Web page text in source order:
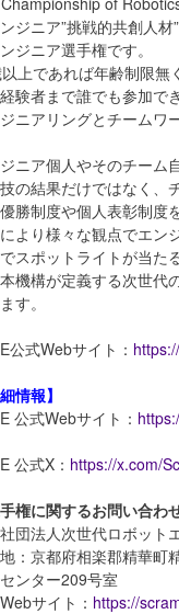
ジニア”挑戦的共創人
ジニア選手権です。
上であれば年齢制限無
験者まで誰でも参加で
ニアリングとチームワ
ニア個人やそのチーム
技の結果だけではなく
勝制度や個人表彰制度
より様々な観点でエン
スポットライトが当た
機構が定義する次世代
す。
公式Webサイト：
情報】
公式Webサイト：
公式X： https://x.com/
権に関するお問い合わ
団法人次世代ロボット
：京都府相楽郡精華
ンター209号室
サイト： https://